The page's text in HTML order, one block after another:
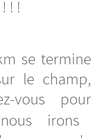
! !
se termine
le champ,
vous pour
irons